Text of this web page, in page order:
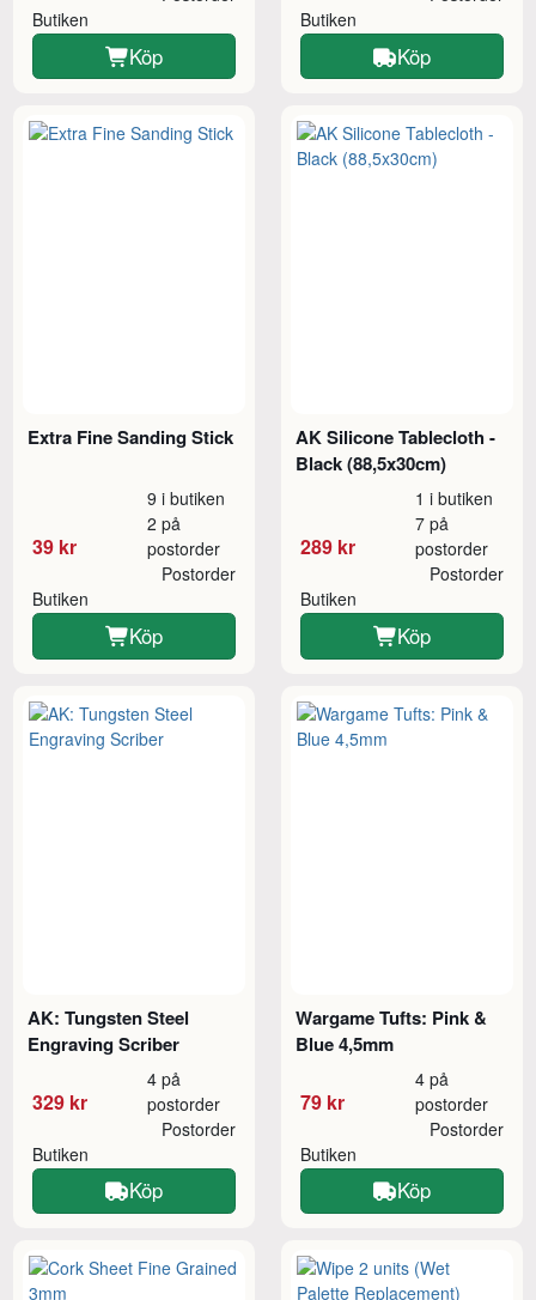
Butiken
Köp
Butiken
Köp
Extra Fine Sanding Stick
39 kr
9 i butiken
2 på
postorder
Butiken
Postorder
Köp
AK Silicone Tablecloth -
Black (88,5x30cm)
289 kr
1 i butiken
7 på
postorder
Butiken
Postorder
Köp
AK: Tungsten Steel
Engraving Scriber
329 kr
4 på
postorder
Butiken
Postorder
Köp
Wargame Tufts: Pink &
Blue 4,5mm
79 kr
4 på
postorder
Butiken
Postorder
Köp